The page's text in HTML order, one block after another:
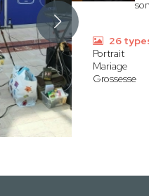
26
Portrait
Mariage
Grossesse